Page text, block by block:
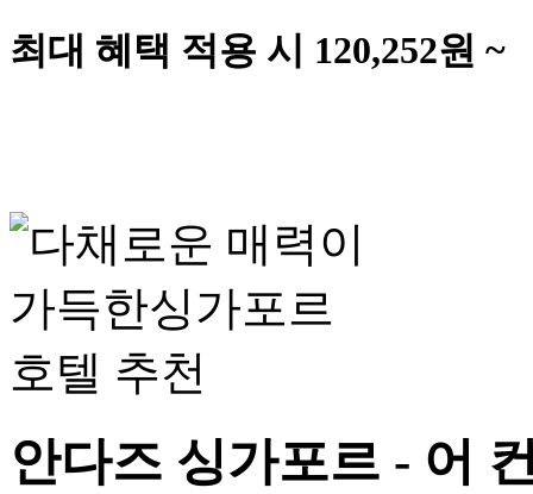
최대 혜택 적용 시 120,252원 ~
안다즈 싱가포르 - 어